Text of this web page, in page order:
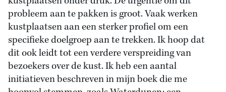
probleem aan te pakken is groot. Vaak werken
kustplaatsen aan een sterker profiel om een
specifieke doelgroep aan te trekken. Ik hoop dat
dit ook leidt tot een verdere verspreiding van
bezoekers over de kust. Ik heb een aantal
initiatieven beschreven in mijn boek die me